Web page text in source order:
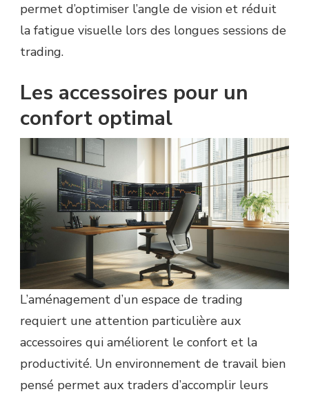
permet d’optimiser l’angle de vision et réduit
la fatigue visuelle lors des longues sessions de
trading.
Les accessoires pour un
confort optimal
L’aménagement d’un espace de trading
requiert une attention particulière aux
accessoires qui améliorent le confort et la
productivité. Un environnement de travail bien
pensé permet aux traders d’accomplir leurs